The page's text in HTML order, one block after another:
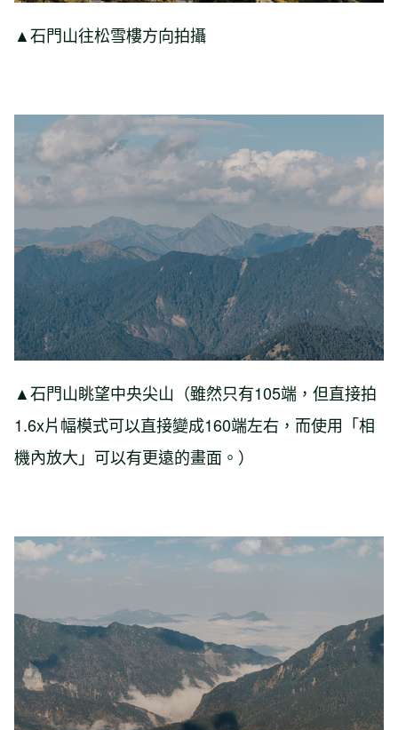
▲石門山往松雪樓方向拍攝
▲石門山眺望中央尖山（雖然只有105端，但直接拍
1.6x片幅模式可以直接變成160端左右，而使用「相
機內放大」可以有更遠的畫面。）